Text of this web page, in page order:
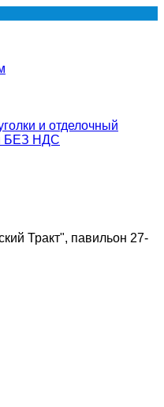
и отделочный
БЕЗ НДС
Тракт", павильон 27-